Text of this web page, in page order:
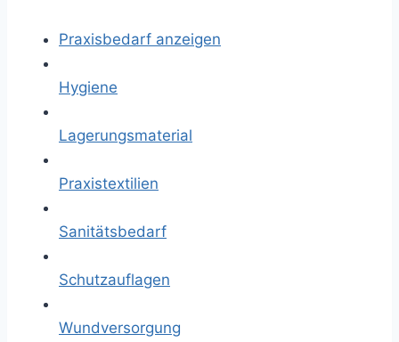
Praxisbedarf anzeigen
Hygiene
Lagerungsmaterial
Praxistextilien
Sanitätsbedarf
Schutzauflagen
Wundversorgung